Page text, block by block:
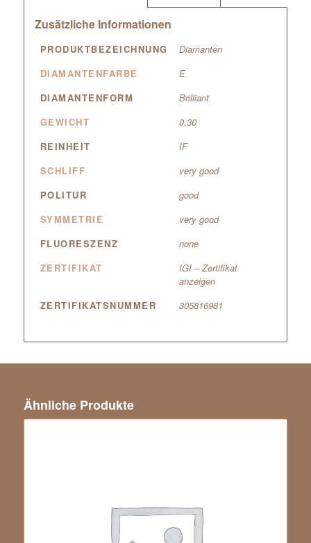
Zusätzliche Informationen
PRODUKTBEZEICHNUNG
Diamanten
DIAMANTENFARBE
E
DIAMANTENFORM
Brilliant
GEWICHT
0.30
REINHEIT
IF
SCHLIFF
very good
POLITUR
good
SYMMETRIE
very good
FLUORESZENZ
none
ZERTIFIKAT
IGI – Zertifikat
anzeigen
ZERTIFIKATSNUMMER
305816981
Ähnliche Produkte